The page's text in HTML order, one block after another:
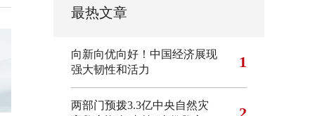
最热文章
向新向优向好！中国经济展现
强大韧性和活力
1
两部门预拨3.3亿中央自然灾